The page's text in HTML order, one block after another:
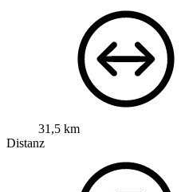
31,5 km
Distanz